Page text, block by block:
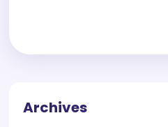
Archives